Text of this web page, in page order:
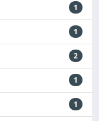
1
1
2
1
1